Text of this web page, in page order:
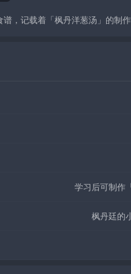
，记载着「枫丹洋葱汤」的制作
学习后可制作
枫丹廷的